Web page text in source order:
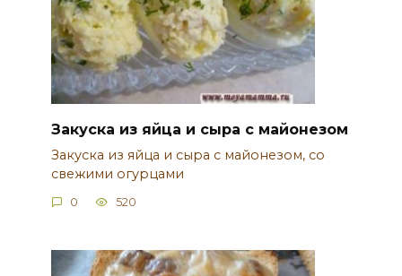
Закуска из яйца и сыра с майонезом
Закуска из яйца и сыра с майонезом, со
свежими огурцами
0 520